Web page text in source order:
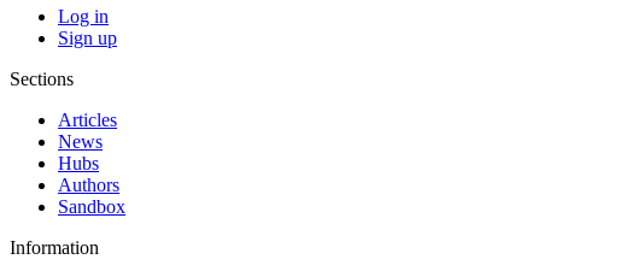
Log in
Sign up
Sections
Articles
News
Hubs
Authors
Sandbox
Information